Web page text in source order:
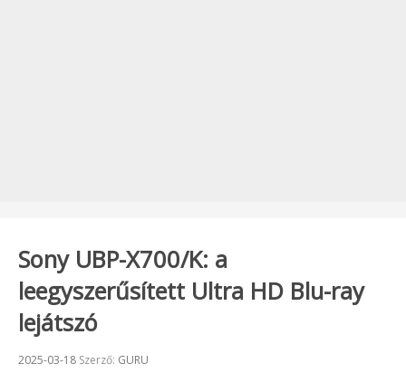
Sony UBP-X700/K: a
leegyszerűsített Ultra HD Blu-ray
lejátszó
Beküldve:
2025-03-18 Szerző: GURU